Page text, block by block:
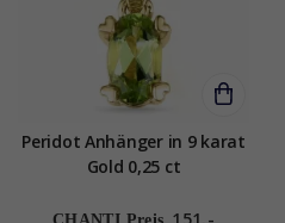
Peridot Anhänger in 9 karat
Gold 0,25 ct
151,-